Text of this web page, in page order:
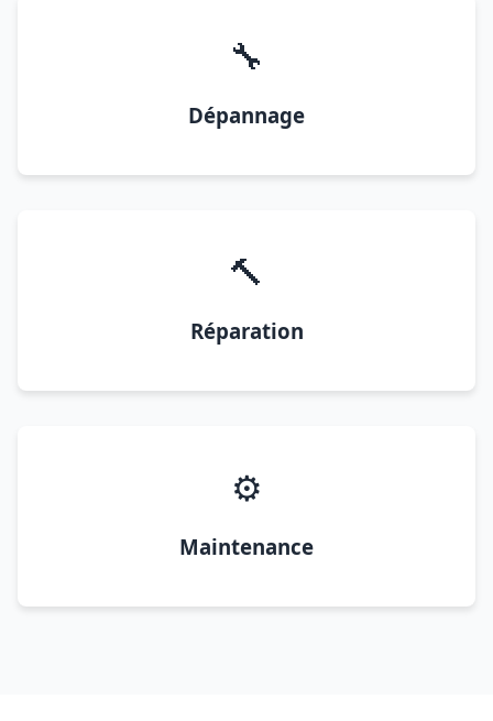
🔧
Dépannage
🔨
Réparation
⚙️
Maintenance